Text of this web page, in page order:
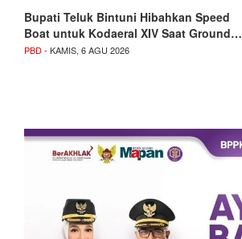
Bupati Teluk Bintuni Hibahkan Speed
Boat untuk Kodaeral XIV Saat Ground…
PBD- KAMIS, 6 AGU 2026